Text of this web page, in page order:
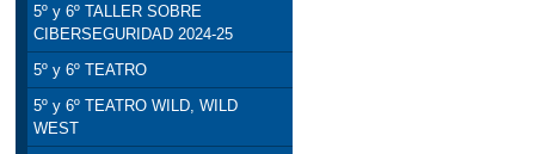
5º y 6º TALLER SOBRE
CIBERSEGURIDAD 2024-25
5º y 6º TEATRO
5º y 6º TEATRO WILD, WILD
WEST